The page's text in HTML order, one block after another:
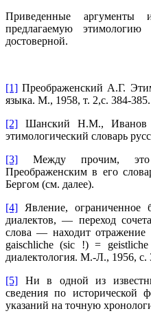
Приведенные
предлагаемую этимологию
достоверной.
[1] Преображенский А.Г.
языка. М., 1958, т. 2,с. 384-385.
[2] Шанский Н.М., Иванов
этимологический словарь
[3] Между прочим, это
Преображенским в его
Бергом (см. далее).
[4] Явление, ограниченное
диалектов, — переход
слова — находит
gaischliche (sic !) =
диалектология. M.-Л., 1956, с.
[5] Ни в одной из
сведения по исторической
указаний на точную